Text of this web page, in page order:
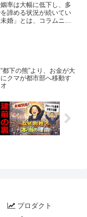
率は大幅に低下し、多
諦める状況が続いてい
婚」とは、コラムニス
都下の熊”より、お金が大
クマが都市部へ移動す
プロダクト